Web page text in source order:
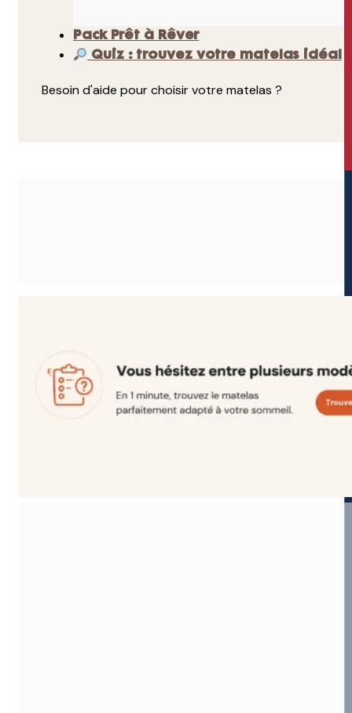
Pack Prêt à Rêver
Quiz : trouvez votre matelas idéal
Besoin d'aide pour choisir votre matelas ?